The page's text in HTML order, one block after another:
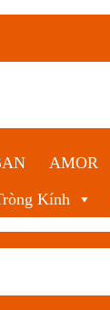
AMOR
Kính